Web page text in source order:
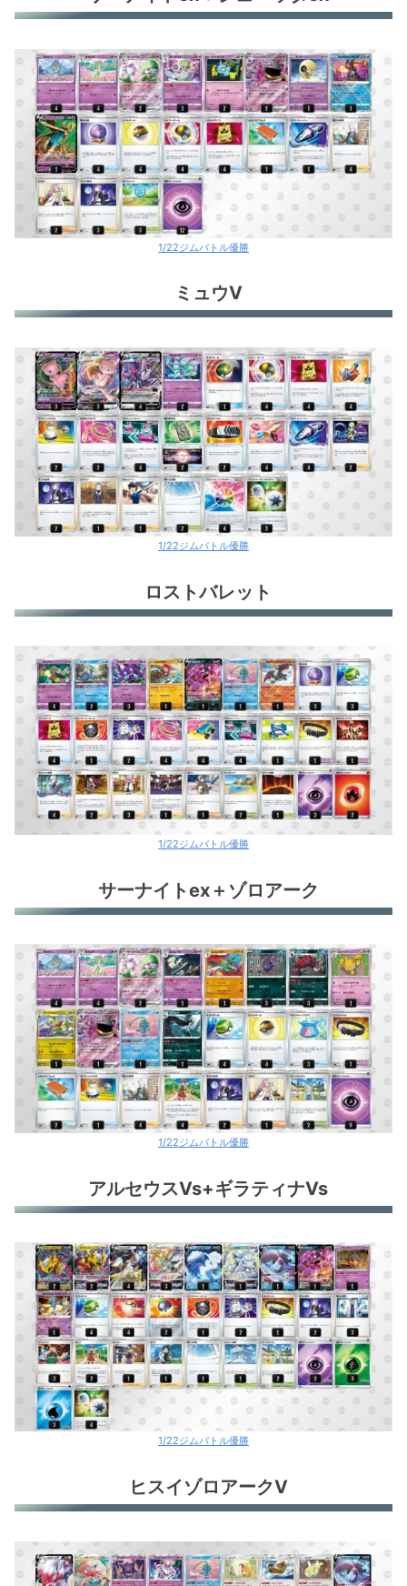
1/22ジムバトル優勝
ミュウV
1/22ジムバトル優勝
ロストバレット
1/22ジムバトル優勝
サーナイトex＋ゾロアーク
1/22ジムバトル優勝
アルセウスVs+ギラティナVs
1/22ジムバトル優勝
ヒスイゾロアークV